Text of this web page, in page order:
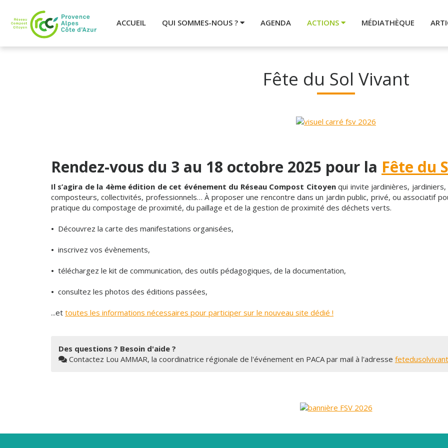
ACCUEIL QUI SOMMES-NOUS ? AGENDA ACTIONS MÉDIATHÈQUE
Fête du Sol Vivant
Rendez-vous du 3 au 18 octobre 2025 pour la Fête du
Il s’agira de la 4ème édition de cet événement du Réseau Compost Citoyenqui invite jardinières,
composteurs, collectivités, professionnels… À proposer une rencontre dans un jardin public, privé, ou associatif
pratique du compostage de proximité, du paillage et de la gestion de proximité des déchets verts.
• Découvrez la carte des manifestations organisées,
• inscrivez vos évènements,
• téléchargez le kit de communication, des outils pédagogiques, de la documentation,
• consultez les photos des éditions passées,
...et toutes les informations nécessaires pour participer sur le nouveau site dédié !
Des questions ? Besoin d'aide ?
Contactez Lou AMMAR, la coordinatrice régionale de l'événement en PACA par mail à l'adresse